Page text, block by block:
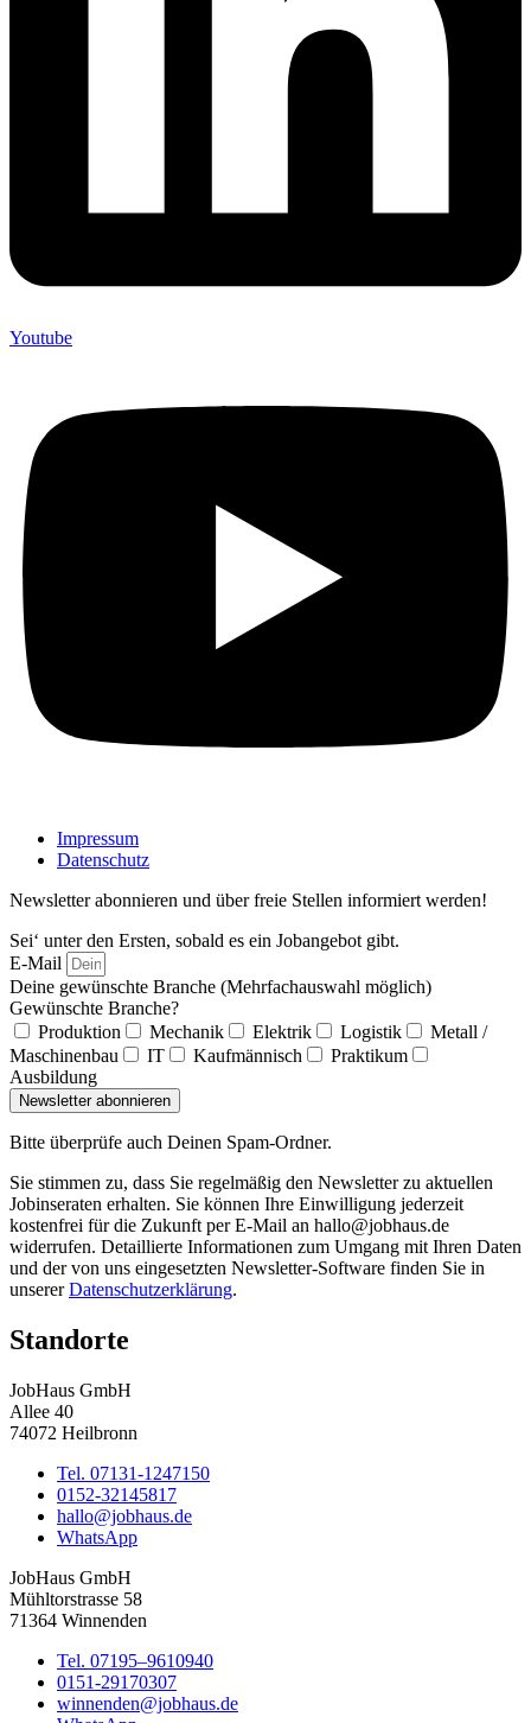
Youtube
Impressum
Datenschutz
Newsletter abonnieren und über freie Stellen informiert werden!
Sei‘ unter den Ersten, sobald es ein Jobangebot gibt.
E-Mail
Deine gewünschte Branche (Mehrfachauswahl möglich)
Gewünschte Branche?
Produktion
Mechanik Elektrik Logistik
Metall /
Maschinenbau
IT Kaufmännisch
Praktikum
Ausbildung
Newsletter abonnieren
Bitte überprüfe auch Deinen Spam-Ordner.
Sie stimmen zu, dass Sie regelmäßig den Newsletter zu aktuellen
Jobinseraten erhalten. Sie können Ihre Einwilligung jederzeit
kostenfrei für die Zukunft per E-Mail an hallo@jobhaus.de
widerrufen. Detaillierte Informationen zum Umgang mit Ihren Daten
und der von uns eingesetzten Newsletter-Software finden Sie in
unsererDatenschutzerklärung.
Standorte
JobHaus GmbH
Allee 40
74072 Heilbronn
Tel. 07131-1247150
0152-32145817
hallo@jobhaus.de
WhatsApp
JobHaus GmbH
Mühltorstrasse 58
71364 Winnenden
Tel. 07195–9610940
0151-29170307
winnenden@jobhaus.de